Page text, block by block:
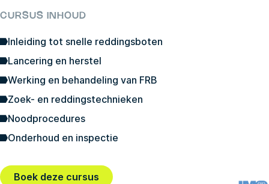
CURSUS INHOUD
Inleiding tot snelle reddingsboten
Lancering en herstel
Werking en behandeling van FRB
Zoek- en reddingstechnieken
Noodprocedures
Onderhoud en inspectie
Boek deze cursus